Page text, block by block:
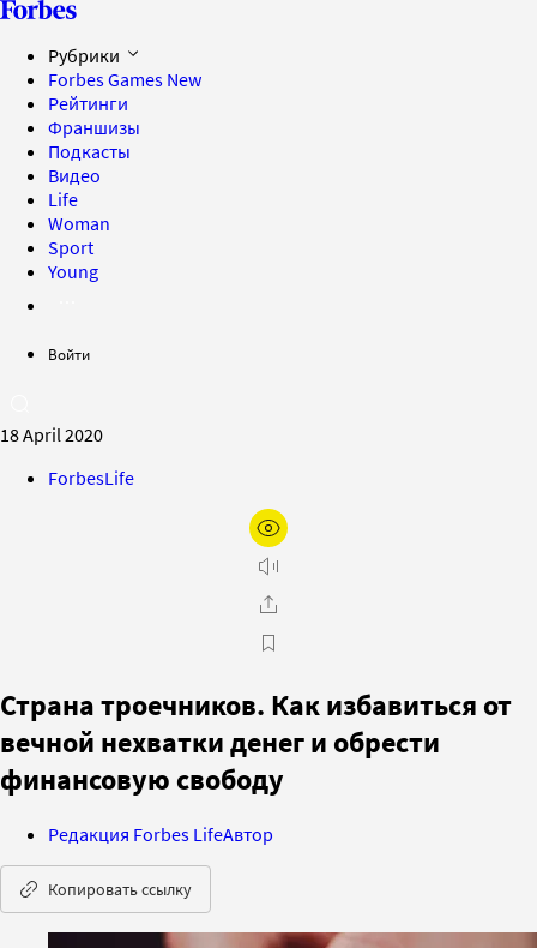
Рубрики
Forbes Games New
Рейтинги
Франшизы
Подкасты
Видео
Life
Woman
Sport
Young
Войти
18 April 2020
ForbesLife
Страна троечников. Как избавиться от
вечной нехватки денег и обрести
финансовую свободу
Редакция Forbes LifeАвтор
Копировать ссылку